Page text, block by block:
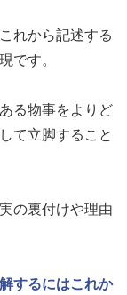
れから記述する
です。
る物事をよりど
て立脚すること
の裏付けや理由
するにはこれか